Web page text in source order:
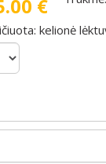
€
kelionė